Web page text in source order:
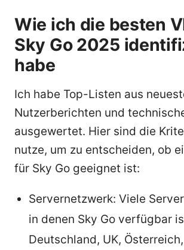
Wie ich die besten
Sky Go 2025
habe
Ich habe Top-Listen aus
Nutzerberichten und
ausgewertet. Hier sind die
nutze, um zu entscheiden, ob
für Sky Go geeignet ist:
Servernetzwerk: Viele
in denen Sky Go verfügbar
Deutschland, UK, Österreich,